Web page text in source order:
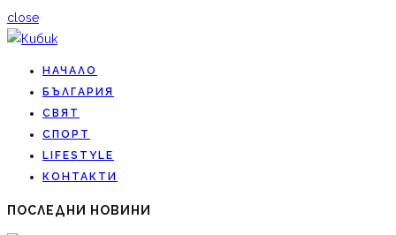
close
НАЧАЛО
БЪЛГАРИЯ
СВЯТ
СПОРТ
LIFESTYLE
КОНТАКТИ
ПОСЛЕДНИ НОВИНИ